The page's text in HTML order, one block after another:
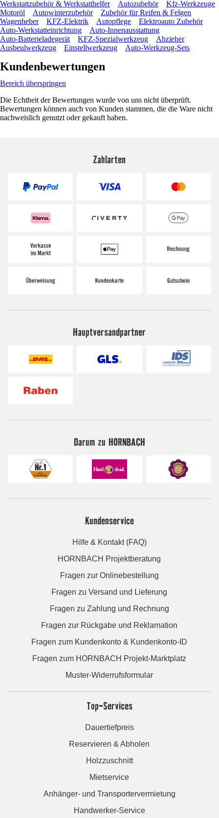
Werkstattzubehör & Werkstatthelfer Autozubehör
Kfz-Werkzeuge
Motoröl
Autowinterzubehör
Zubehör für Reifen & Felgen
Wagenheber
KFZ-Elektrik Autopflege
Elektroauto Zubehör
Auto-Werkstatteinrichtung
Auto-Innenausstattung
Auto-Batterieladegerät
KFZ-Spezialwerkzeug
Abzieher
Ausbeulwerkzeug
Einstellwerkzeug Auto-Werkzeug-Sets
Kundenbewertungen
Bereich überspringen
Die Echtheit der Bewertungen wurde von uns nicht überprüft.
Bewertungen können auch von Kunden stammen, die die Ware nicht
nachweislich genutzt oder gekauft haben.
Zahlarten
Hauptversandpartner
Darum zu HORNBACH
Kundenservice
Hilfe & Kontakt (FAQ)
HORNBACH Projektberatung
Fragen zur Onlinebestellung
Fragen zu Versand und Lieferung
Fragen zu Zahlung und Rechnung
Fragen zur Rückgabe und Reklamation
Fragen zum Kundenkonto & Kundenkonto-ID
Fragen zum HORNBACH Projekt-Marktplatz
Muster-Widerrufsformular
Top-Services
Dauertiefpreis
Reservieren & Abholen
Holzzuschnitt
Mietservice
Anhänger- und Transportervermietung
Handwerker-Service